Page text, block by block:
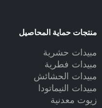
منتجات حماية المحاصيل
مبيدات حشرية
مبيدات فطرية
مبيدات الحشائش
مبيدات النيماتودا
زيوت معدنية